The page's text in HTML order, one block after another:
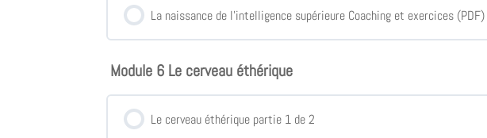
La naissance de l’intelligence supérieure Coaching et exercices (PDF)
Module 6 Le cerveau éthérique
Le cerveau éthérique partie 1 de 2